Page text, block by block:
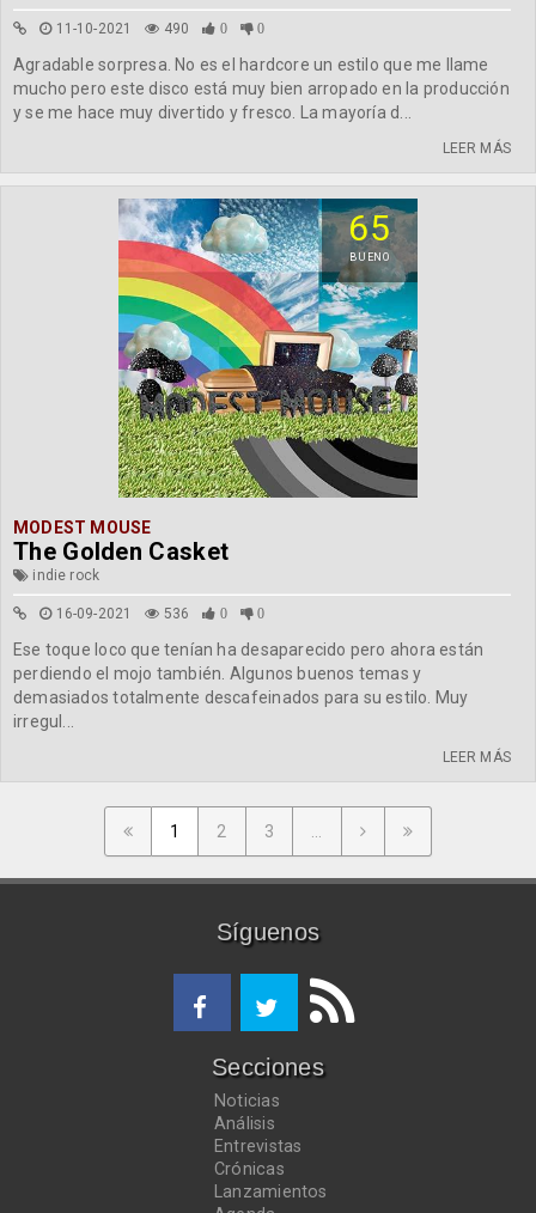
11-10-2021 490 0 0
Agradable sorpresa. No es el hardcore un estilo que me llame
mucho pero este disco está muy bien arropado en la producción
y se me hace muy divertido y fresco. La mayoría d...
LEER MÁS
65
BUENO
MODEST MOUSE
The Golden Casket
indie rock
16-09-2021 536 0 0
Ese toque loco que tenían ha desaparecido pero ahora están
perdiendo el mojo también. Algunos buenos temas y
demasiados totalmente descafeinados para su estilo. Muy
irregul...
LEER MÁS
1 2 3
Síguenos
Secciones
Noticias
Análisis
Entrevistas
Crónicas
Lanzamientos